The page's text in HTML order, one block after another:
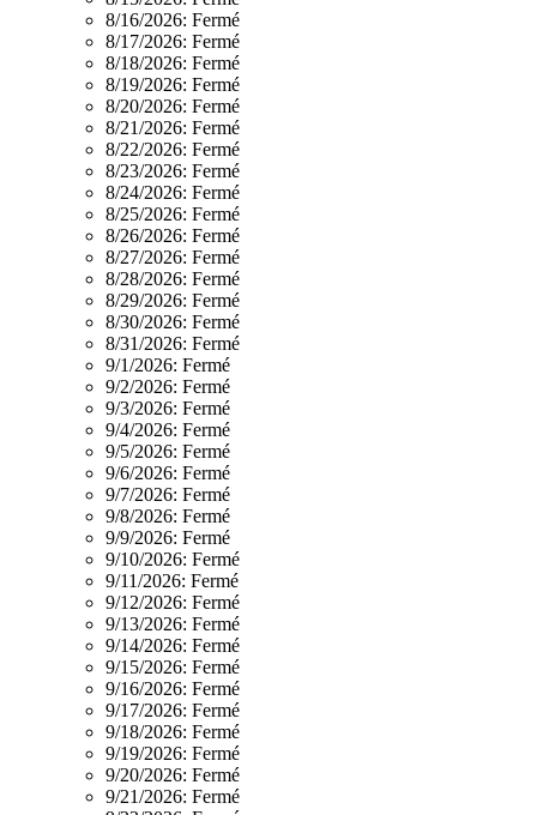
8/16/2026: Fermé
8/17/2026: Fermé
8/18/2026: Fermé
8/19/2026: Fermé
8/20/2026: Fermé
8/21/2026: Fermé
8/22/2026: Fermé
8/23/2026: Fermé
8/24/2026: Fermé
8/25/2026: Fermé
8/26/2026: Fermé
8/27/2026: Fermé
8/28/2026: Fermé
8/29/2026: Fermé
8/30/2026: Fermé
8/31/2026: Fermé
9/1/2026: Fermé
9/2/2026: Fermé
9/3/2026: Fermé
9/4/2026: Fermé
9/5/2026: Fermé
9/6/2026: Fermé
9/7/2026: Fermé
9/8/2026: Fermé
9/9/2026: Fermé
9/10/2026: Fermé
9/11/2026: Fermé
9/12/2026: Fermé
9/13/2026: Fermé
9/14/2026: Fermé
9/15/2026: Fermé
9/16/2026: Fermé
9/17/2026: Fermé
9/18/2026: Fermé
9/19/2026: Fermé
9/20/2026: Fermé
9/21/2026: Fermé